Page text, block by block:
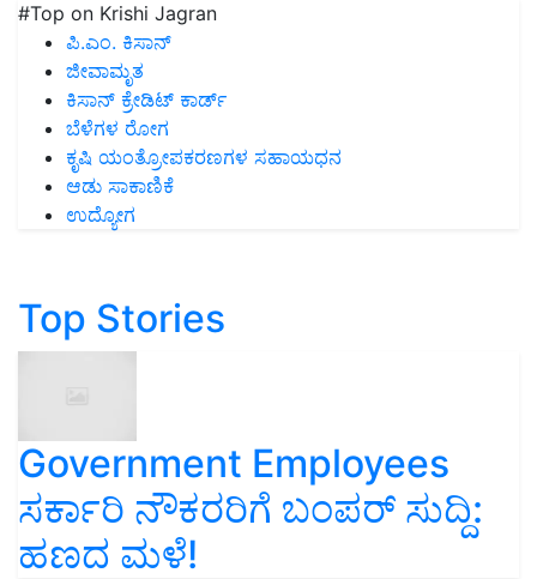
#Top on Krishi Jagran
ಪಿ.ಎಂ. ಕಿಸಾನ್
ಜೀವಾಮೃತ
ಕಿಸಾನ್ ಕ್ರೇಡಿಟ್ ಕಾರ್ಡ್
ಬೆಳೆಗಳ ರೋಗ
ಕೃಷಿ ಯಂತ್ರೋಪಕರಣಗಳ ಸಹಾಯಧನ
ಆಡು ಸಾಕಾಣಿಕೆ
ಉದ್ಯೋಗ
Top Stories
Government Employees
ಸರ್ಕಾರಿ ನೌಕರರಿಗೆ ಬಂಪರ್‌ ಸುದ್ದಿ:
ಹಣದ ಮಳೆ!